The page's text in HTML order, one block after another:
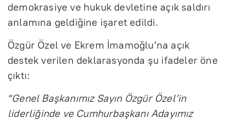
demokrasiye ve hukuk devletine açık saldırı
anlamına geldiğine işaret edildi.
Özgür Özel ve Ekrem İmamoğlu’na açık
destek verilen deklarasyonda şu ifadeler öne
çıktı:
“Genel Başkanımız Sayın Özgür Özel’in
liderliğinde ve Cumhurbaşkanı Adayımız